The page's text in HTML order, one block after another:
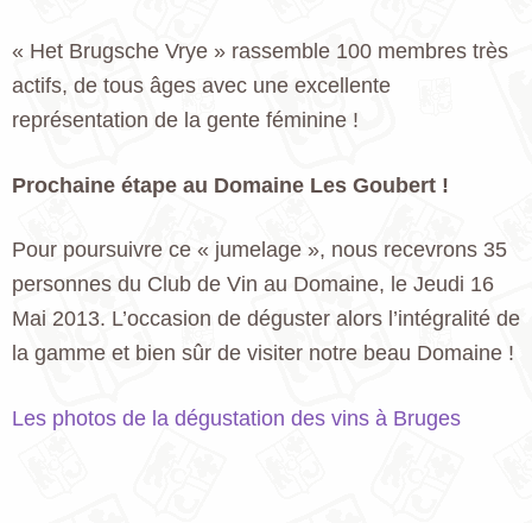
« Het Brugsche Vrye » rassemble 100 membres très
actifs, de tous âges avec une excellente
représentation de la gente féminine !
Prochaine étape au Domaine Les Goubert !
Pour poursuivre ce « jumelage », nous recevrons 35
personnes du Club de Vin au Domaine, le Jeudi 16
Mai 2013. L’occasion de déguster alors l’intégralité de
la gamme et bien sûr de visiter notre beau Domaine !
Les photos de la dégustation des vins à Bruges